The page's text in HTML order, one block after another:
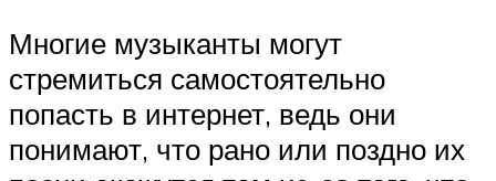
Многие музыканты могут
стремиться самостоятельно
попасть в интернет, ведь они
понимают, что рано или поздно их